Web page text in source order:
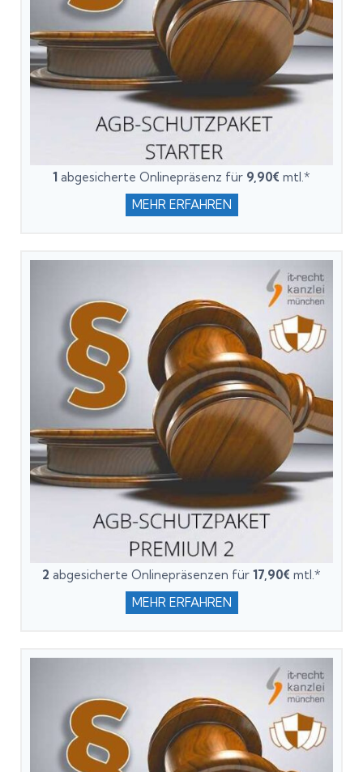
1 abgesicherte Onlinepräsenz für 9,90€ mtl.*
MEHR ERFAHREN
2 abgesicherte Onlinepräsenzen für 17,90€ mtl.*
MEHR ERFAHREN